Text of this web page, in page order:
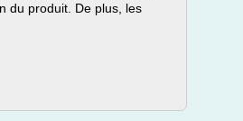
du produit. De plus, les